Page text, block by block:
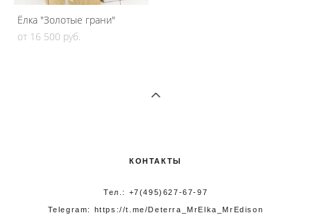
Ёлка "Золотые грани"
от 16 500 pуб.
КОНТАКТЫ
Тел.: +7(495)627-67-97
Telegram: https://t.me/Deterra_MrElka_MrEdison